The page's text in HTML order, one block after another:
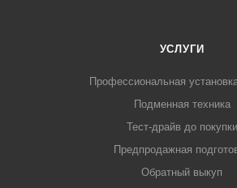
УСЛУГИ
Профессиональная
Подменная техника
Тест-драйв до покупки
Предпродажная
Обратный выкуп